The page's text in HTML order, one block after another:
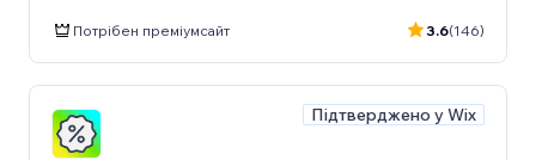
Потрібен преміумсайт 3.6(146)
Підтверджено у Wix